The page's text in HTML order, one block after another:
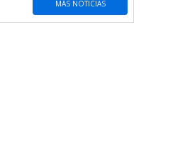
MÁS NOTICIAS